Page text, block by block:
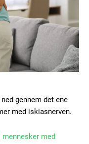
gennem det ene
med iskiasnerven.
med